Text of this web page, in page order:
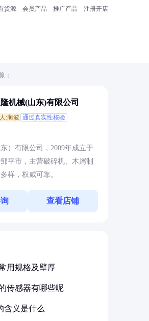
货源 会员产品 推广产品 注册开店
：
机械(山东)有限公司
:蔺波 通过真实性核验
）有限公司，2009年成立于
平市，主营破碎机、木屑制
样，权威可靠。
查看店铺
用规格及壁厚
传感器有哪些呢
含义是什么